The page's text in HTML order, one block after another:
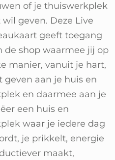
of je thuiswerkplek
wil geven. Deze Live
geeft toegang
de shop waarmee jij op
manier, vanuit je hart,
geven aan je huis en
en daarmee aan je
een huis en
waar je iedere dag
je prikkelt, energie
maakt,